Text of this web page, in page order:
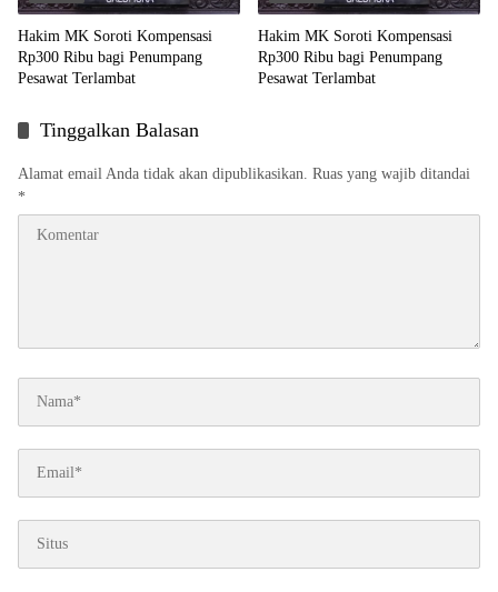
Hakim MK Soroti Kompensasi
Rp300 Ribu bagi Penumpang
Pesawat Terlambat
Hakim MK Soroti Kompensasi
Rp300 Ribu bagi Penumpang
Pesawat Terlambat
Tinggalkan Balasan
Alamat email Anda tidak akan dipublikasikan. Ruas yang wajib ditandai
*